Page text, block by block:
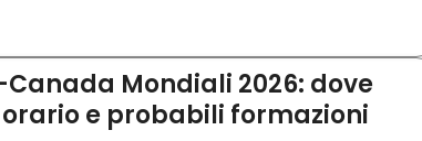
Canada Mondiali 2026: dove
e probabili formazioni